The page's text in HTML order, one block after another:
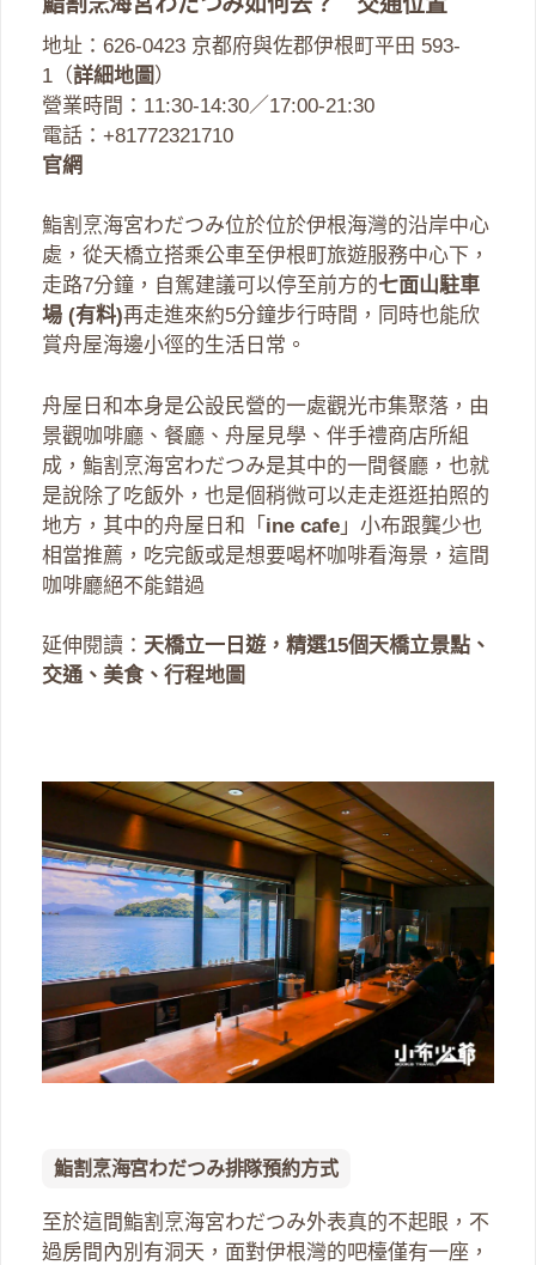
地址：626-0423 京都府與佐郡伊根町平田 593-
1（詳細地圖）
營業時間：11:30-14:30／17:00-21:30
電話：+81772321710
官網
鮨割烹海宮わだつみ位於位於伊根海灣的沿岸中心
處，從天橋立搭乘公車至伊根町旅遊服務中心下，
走路7分鐘，自駕建議可以停至前方的七面山駐車
場 (有料)再走進來約5分鐘步行時間，同時也能欣
賞舟屋海邊小徑的生活日常。
舟屋日和本身是公設民營的一處觀光市集聚落，由
景觀咖啡廳、餐廳、舟屋見學、伴手禮商店所組
成，鮨割烹海宮わだつみ是其中的一間餐廳，也就
是說除了吃飯外，也是個稍微可以走走逛逛拍照的
地方，其中的舟屋日和「 ine cafe 」小布跟龔少也
相當推薦，吃完飯或是想要喝杯咖啡看海景，這間
咖啡廳絕不能錯過
延伸閱讀： 天橋立一日遊，精選15個天橋立景點、
交通、美食、行程地圖
鮨割烹海宮わだつみ排隊預約方式
至於這間鮨割烹海宮わだつみ外表真的不起眼，不
過房間內別有洞天，面對伊根灣的吧檯僅有一座，